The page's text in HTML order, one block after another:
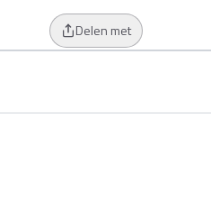
Delen met